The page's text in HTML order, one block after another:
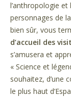
l’anthropologie et
personnages de
bien sûr, vous
d’accueil des
s’amusera et
« Science et
souhaitez, d’une
le plus haut